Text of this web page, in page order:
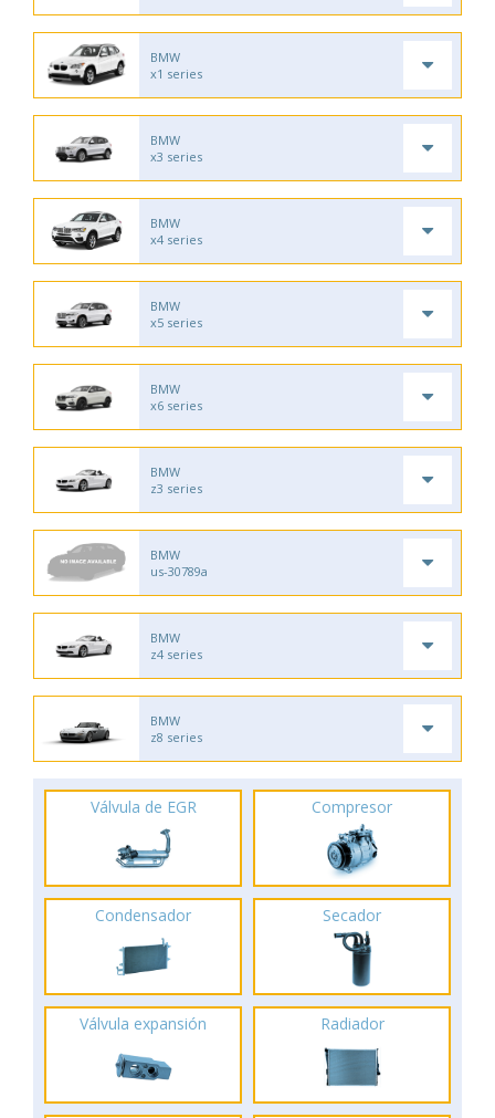
BMW
x1 series
BMW
x3 series
BMW
x4 series
BMW
x5 series
BMW
x6 series
BMW
z3 series
BMW
us-30789a
BMW
z4 series
BMW
z8 series
Válvula de EGR Compresor
Condensador Secador
Válvula expansión Radiador